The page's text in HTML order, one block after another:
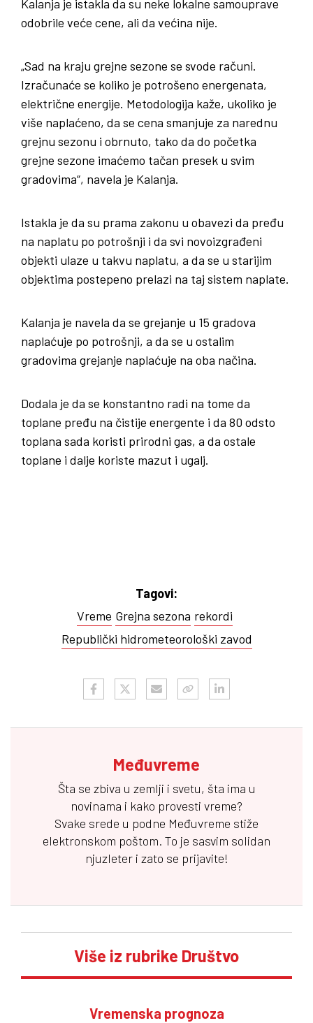
Kalanja je istakla da su neke lokalne samouprave
odobrile veće cene, ali da većina nije.
„Sad na kraju grejne sezone se svode računi.
Izračunaće se koliko je potrošeno energenata,
električne energije. Metodologija kaže, ukoliko je
više naplaćeno, da se cena smanjuje za narednu
grejnu sezonu i obrnuto, tako da do početka
grejne sezone imaćemo tačan presek u svim
gradovima“, navela je Kalanja.
Istakla je da su prama zakonu u obavezi da pređu
na naplatu po potrošnji i da svi novoizgrađeni
objekti ulaze u takvu naplatu, a da se u starijim
objektima postepeno prelazi na taj sistem naplate.
Kalanja je navela da se grejanje u 15 gradova
naplaćuje po potrošnji, a da se u ostalim
gradovima grejanje naplaćuje na oba načina.
Dodala je da se konstantno radi na tome da
toplane pređu na čistije energente i da 80 odsto
toplana sada koristi prirodni gas, a da ostale
toplane i dalje koriste mazut i ugalj.
Tagovi:
Vreme Grejna sezona rekordi
Republički hidrometeorološki zavod
Međuvreme
Šta se zbiva u zemlji i svetu, šta ima u
novinama i kako provesti vreme?
Svake srede u podne Međuvreme stiže
elektronskom poštom. To je sasvim solidan
njuzleter i zato se prijavite!
Više iz rubrike Društvo
Vremenska prognoza